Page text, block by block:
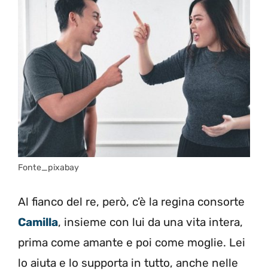
Fonte_pixabay
Al fianco del re, però, c’è la regina consorte
Camilla, insieme con lui da una vita intera,
prima come amante e poi come moglie. Lei
lo aiuta e lo supporta in tutto, anche nelle